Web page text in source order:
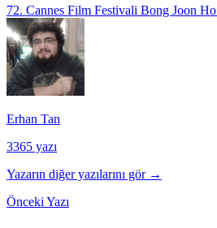
72. Cannes Film Festivali Bong Joon Ho
Erhan Tan
3365 yazı
Yazarın diğer yazılarını gör →
Önceki Yazı